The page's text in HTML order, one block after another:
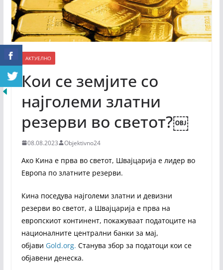
АКТУЕЛНО
Кои се земјите со
најголеми златни
резерви во светот?￼
08.08.2023 Objektivno24
Ако Кина е прва во светот, Швајцарија е лидер во
Европа по златните резерви.
Кина поседува најголеми златни и девизни
резерви во светот, а Швајцарија е прва на
европскиот континент, покажуваат податоците на
националните централни банки за мај,
објави Gold.org. Станува збор за податоци кои се
објавени денеска.